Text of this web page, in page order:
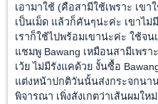
เอามาใช้ (คือสามีใช้เพราะ เข
เป็นเม็ด แล้วก็คันๆน่ะค่ะ เขาไม่
เราก็ใช้ไปพร้อมเขาน่ะค่ะ ใช้จ
แชมพู Bawang เหมือนสามีเพรา
เว้ย ไม่มีรังแคด้วย งั้นซื้อ
แต่งหน้าปกติวันนั้นส่งกระจกนา
พิจารณา เพิ่งสังเกตว่าเส้นผมใ